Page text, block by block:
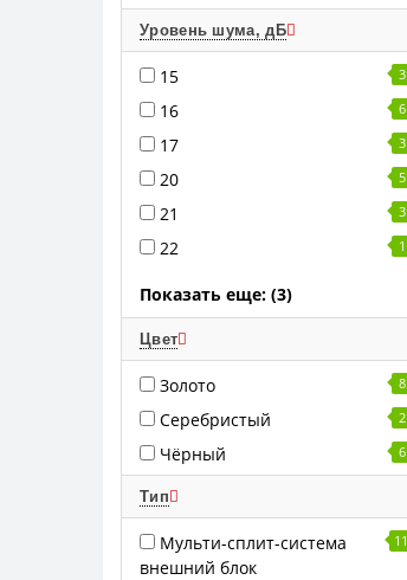
Уровень шума, дБ
15 3
16 6
17 3
20 5
21 3
22 1
Показать еще: (3)
Цвет
Золото 8
Серебристый 2
Чёрный 6
Тип
Мульти-сплит-система
внешний блок
11